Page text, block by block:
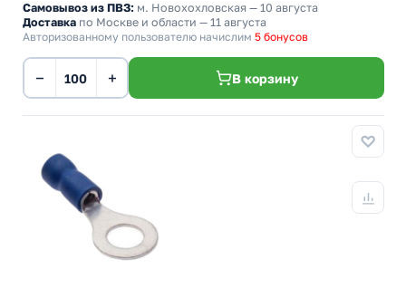
Самовывоз из ПВЗ: м. Новохохловская — 10 августа
Доставка по Москве и области — 11 августа
Авторизованному пользователю начислим 5 бонусов
− + В корзину